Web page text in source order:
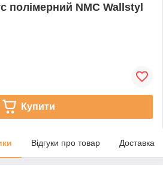
полімерний NMC Wallstyl
Купити
Відгуки про товар Доставка